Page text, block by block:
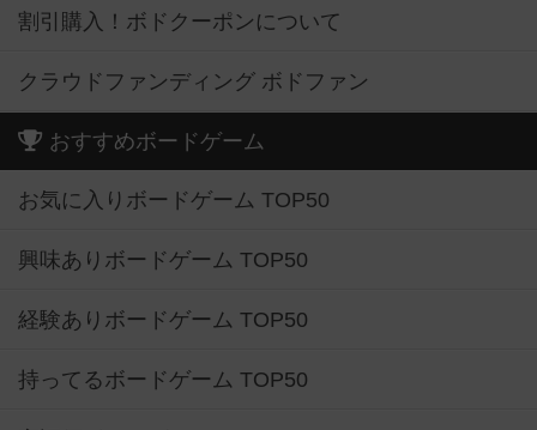
割引購入！ボドクーポンについて
クラウドファンディング ボドファン
おすすめボードゲーム
お気に入りボードゲーム TOP50
興味ありボードゲーム TOP50
経験ありボードゲーム TOP50
持ってるボードゲーム TOP50